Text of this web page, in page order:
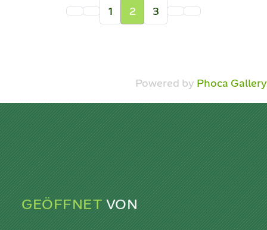
1 2 3
Powered by Phoca Gallery
GEÖFFNET VON